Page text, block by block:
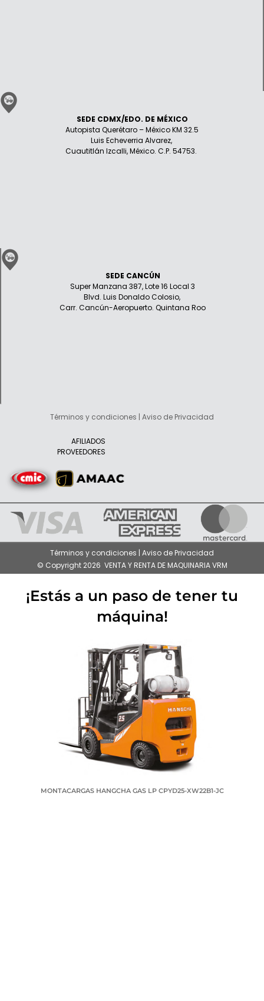
SEDE CDMX/EDO. DE MÉXICO
Autopista Querétaro – México KM 32.5
Luis Echeverria Alvarez,
Cuautitlán Izcalli, México. C.P. 54753.
SEDE CANCÚN
Super Manzana 387, Lote 16 Local 3
Blvd. Luis Donaldo Colosio,
Carr. Cancún-Aeropuerto. Quintana Roo
Términos y condiciones | Aviso de Privacidad
AFILIADOS
PROVEEDORES
Términos y condiciones | Aviso de Privacidad
© Copyright 2026 VENTA Y RENTA DE MAQUINARIA VRM
¡Estás a un paso de tener tu
máquina!
MONTACARGAS HANGCHA GAS LP CPYD25-XW22B1-JC